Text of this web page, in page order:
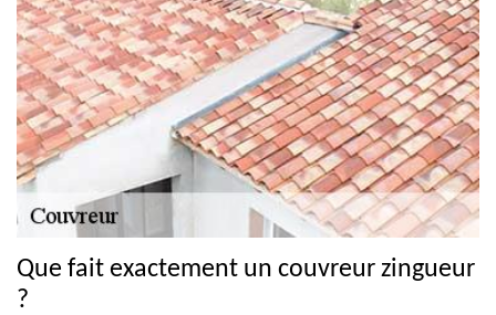
Que fait exactement un couvreur zingueur
?